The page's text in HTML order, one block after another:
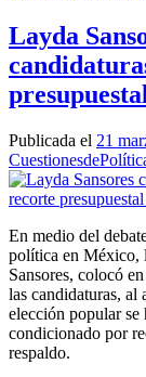
Layda
Publicada el 21
En medio del
política en México,
Sansores, colocó
las candidaturas, al
elección popular se
condicionado por
respaldo.